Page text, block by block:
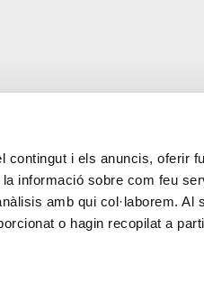
contingut i els anuncis, oferir
informació sobre com feu
amb qui col·laborem. Al
o hagin recopilat a
CONTACTE